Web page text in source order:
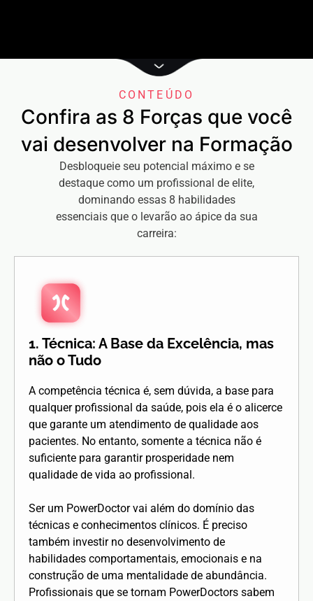
CONTEÚDO
Confira as 8 Forças que você
vai desenvolver na Formação
Desbloqueie seu potencial máximo e se
destaque como um profissional de elite,
dominando essas 8 habilidades
essenciais que o levarão ao ápice da sua
carreira:
1. Técnica: A Base da Excelência, mas
não o Tudo
A competência técnica é, sem dúvida, a base para
qualquer profissional da saúde, pois ela é o alicerce
que garante um atendimento de qualidade aos
pacientes. No entanto, somente a técnica não é
suficiente para garantir prosperidade nem
qualidade de vida ao profissional.
Ser um PowerDoctor vai além do domínio das
técnicas e conhecimentos clínicos. É preciso
também investir no desenvolvimento de
habilidades comportamentais, emocionais e na
construção de uma mentalidade de abundância.
Profissionais que se tornam PowerDoctors sabem